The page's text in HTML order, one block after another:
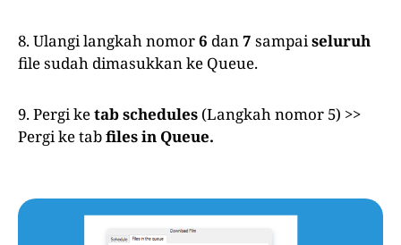
8. Ulangi langkah nomor6 dan7 sampaiseluruh
file sudah dimasukkan ke Queue.
9. Pergi ketab schedules (Langkah nomor 5) >>
Pergi ke tabfiles in Queue.